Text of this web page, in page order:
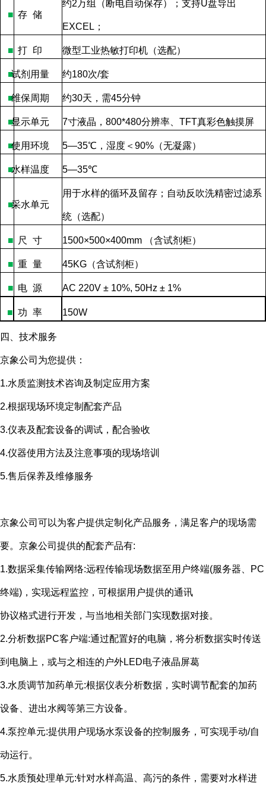
■ 存 储
约2 万组（断电自动保存）；支持U盘导出
EXCEL ；
■ 打 印 微型工业热敏打印机（选配）
■试剂用量 约180次/套
■维保周期 约30天，需45分钟
■显示单元 7寸液晶， 800*480分辨率、 TFT真彩色触摸屏
■使用环境 5—35℃，湿度＜ 90% （无凝露）
■水样温度 5—35℃
■采水单元
用于水样的循环及留存；自动反吹洗精密过滤系
统（选配）
■ 尺 寸 1500×500×400mm （含试剂柜）
■ 重 量 45KG （含试剂柜）
■ 电 源 AC 220V ± 10%, 50Hz ± 1%
■ 功 率 150W
四、技术服务
京象公司为您提供：
1.水质监测技术咨询及制定应用方案
2.根据现场环境定制配套产品
3.仪表及配套设备的调试，配合验收
4.仪器使用方法及注意事项的现场培训
5.售后保养及维修服务
京象公司可以为客户提供定制化产品服务，满足客户的现场需
要。京象公司提供的配套产品有:
1.数据采集传输网络:远程传输现场数据至用户终端(服务器、 PC
终端) ，实现远程监控，可根据用户提供的通讯
协议格式进行开发，与当地相关部门实现数据对接。
2.分析数据PC客户端:通过配置好的电脑，将分析数据实时传送
到电脑上，或与之相连的户外LED电子液晶屏葛
3.水质调节加药单元:根据仪表分析数据，实时调节配套的加药
设备、进出水阀等第三方设备。
4.泵控单元:提供用户现场水泵设备的控制服务，可实现手动/自
动运行。
5.水质预处理单元:针对水样高温、高污的条件，需要对水样进